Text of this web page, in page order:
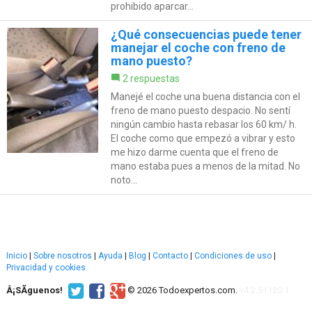
prohibido aparcar...
¿Qué consecuencias puede tener
manejar el coche con freno de
mano puesto?
2 respuestas
Manejé el coche una buena distancia con el
freno de mano puesto despacio. No sentí
ningún cambio hasta rebasar los 60 km/ h.
El coche como que empezó a vibrar y esto
me hizo darme cuenta que el freno de
mano estaba pues a menos de la mitad. No
noto...
Inicio Sobre nosotros Ayuda Blog Contacto Condiciones de uso
Privacidad y cookies
Â¡SÃ­guenos! © 2026 Todoexpertos.com.